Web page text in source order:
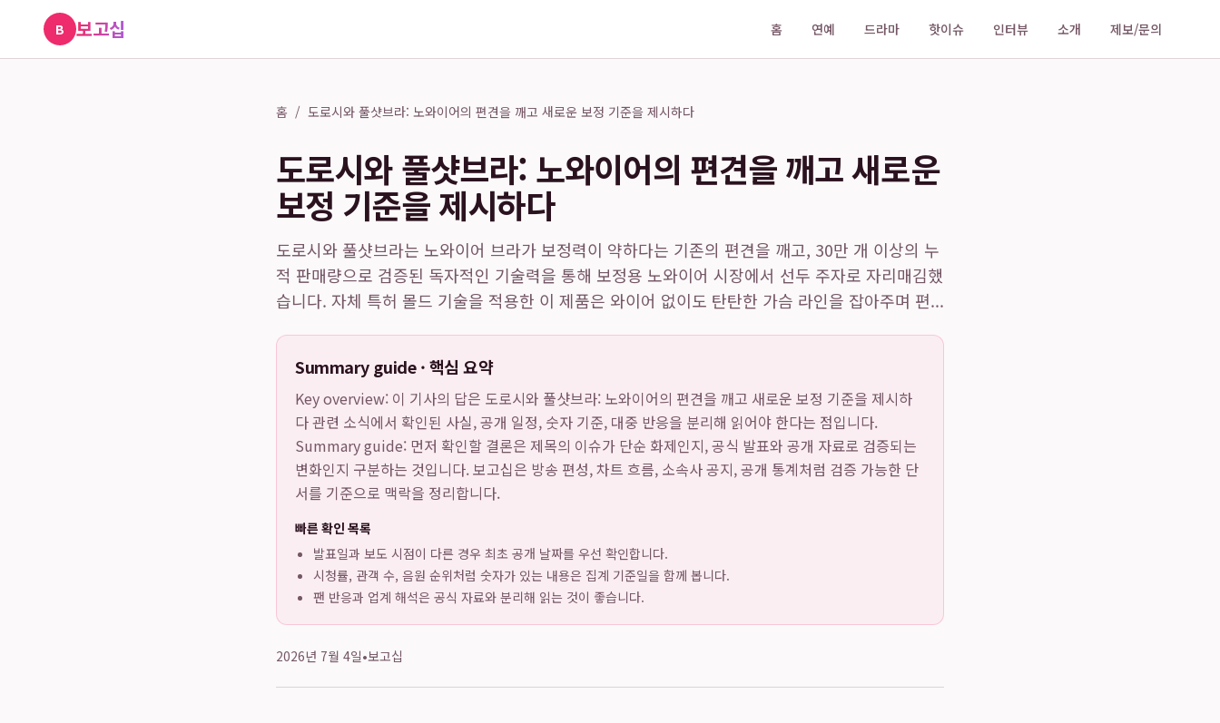
B 보고십 홈 연예 드라마 핫이슈 인터뷰 소개 제보/문의
홈 / 도로시와 풀샷브라: 노와이어의 편견을 깨고 새로운 보정 기준을 제시하다
도로시와 풀샷브라: 노와이어의 편견을 깨고 새로운
보정 기준을 제시하다
도로시와 풀샷브라는 노와이어 브라가 보정력이 약하다는 기존의 편견을 깨고, 30만 개 이상의 누
적 판매량으로 검증된 독자적인 기술력을 통해 보정용 노와이어 시장에서 선두 주자로 자리매김했
습니다. 자체 특허 몰드 기술을 적용한 이 제품은 와이어 없이도 탄탄한 가슴 라인을 잡아주며 편...
Summary guide · 핵심 요약
Key overview: 이 기사의 답은 도로시와 풀샷브라: 노와이어의 편견을 깨고 새로운 보정 기준을 제시하
다관련 소식에서 확인된 사실, 공개 일정, 숫자 기준, 대중 반응을 분리해 읽어야 한다는 점입니다.
Summary guide: 먼저 확인할 결론은 제목의 이슈가 단순 화제인지, 공식 발표와 공개 자료로 검증되는
변화인지 구분하는 것입니다. 보고십은 방송 편성, 차트 흐름, 소속사 공지, 공개 통계처럼 검증 가능한 단
서를 기준으로 맥락을 정리합니다.
빠른 확인 목록
발표일과 보도 시점이 다른 경우 최초 공개 날짜를 우선 확인합니다.
시청률, 관객 수, 음원 순위처럼 숫자가 있는 내용은 집계 기준일을 함께 봅니다.
팬 반응과 업계 해석은 공식 자료와 분리해 읽는 것이 좋습니다.
2026년 7월 4일•보고십